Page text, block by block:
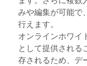
みや編集が可能で
行えます。
オンラインホワイ
として提供される
存されるため、デ